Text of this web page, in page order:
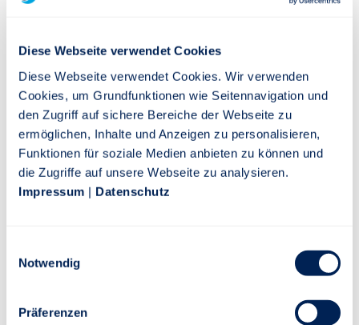
Diese Webseite verwendet Cookies
Diese Webseite verwendet Cookies. Wir verwenden
Cookies, um Grundfunktionen wie Seitennavigation und
den Zugriff auf sichere Bereiche der Webseite zu
ermöglichen, Inhalte und Anzeigen zu personalisieren,
Funktionen für soziale Medien anbieten zu können und
die Zugriffe auf unsere Webseite zu analysieren.
Impressum | Datenschutz
Notwendig
Präferenzen
Die geförderte Altersvorsorge wird zum 1. Januar
bedeutet, was jetzt zu tun ist und welche
Möglichkeiten die Reform für Sie bietet, lesen Sie
hier.
MEHR INFORMATIONEN